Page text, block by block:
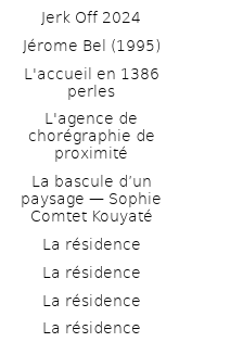
Jerk Off 2024
Jérome Bel (1995)
L'accueil en 1386
perles
L'agence de
chorégraphie de
proximité
La bascule d’un
paysage — Sophie
Comtet Kouyaté
La résidence
La résidence
La résidence
La résidence